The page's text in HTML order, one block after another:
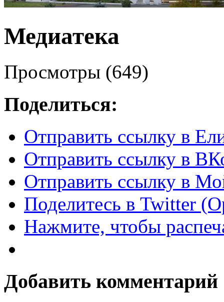
Медиатека
Просмотры (649)
Поделиться:
Отправить ссылку в
Отправить ссылку в
Отправить ссылку в
Поделитесь в Twitter
Нажмите, чтобы
Добавить комментарий